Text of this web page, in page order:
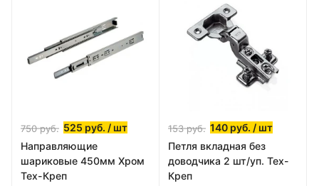
750руб. 525 руб. / шт
Направляющие
шариковые 450мм Хром
Тех-Креп
153руб. 140 руб. / шт
Петля вкладная без
доводчика 2 шт/уп. Тех-
Креп